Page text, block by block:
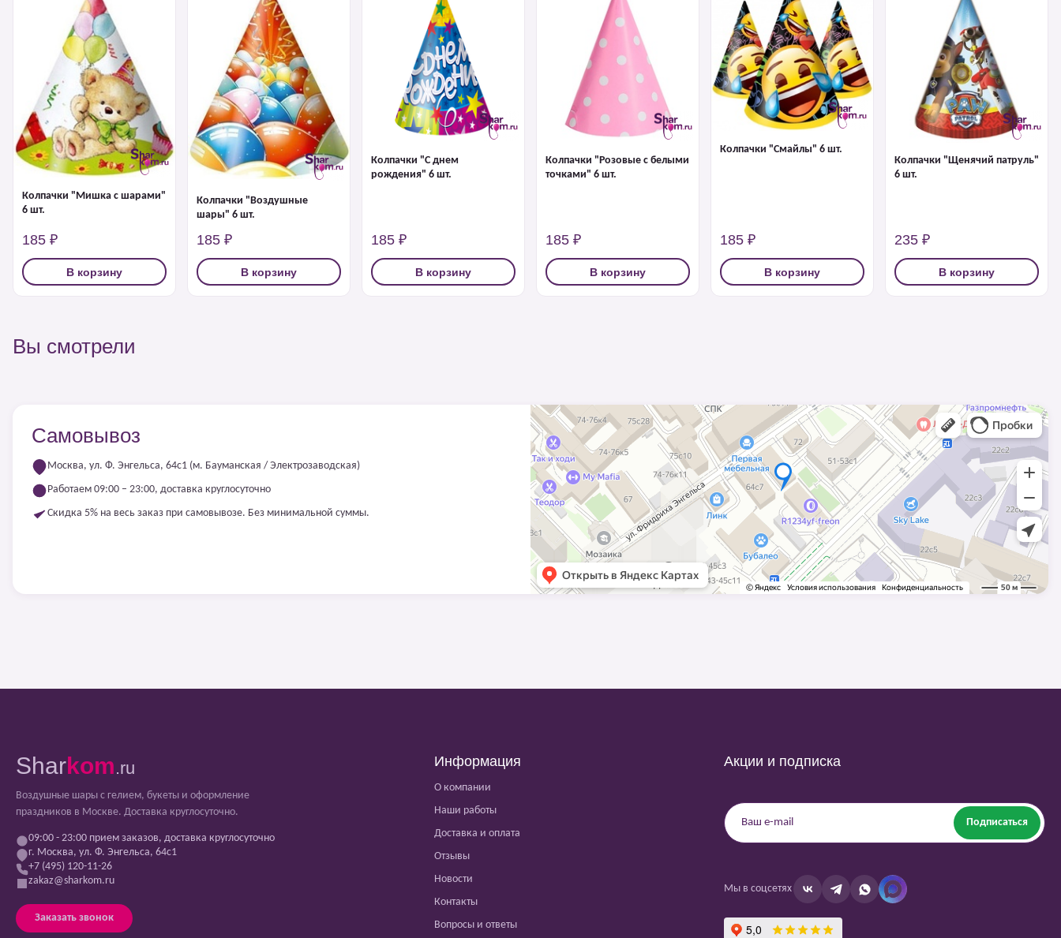
Колпачки "Мишка с шарами"
6 шт.
185 ₽
В корзину
Колпачки "Воздушные
шары" 6 шт.
185 ₽
В корзину
Колпачки "С днем
рождения" 6 шт.
185 ₽
В корзину
Колпачки "Розовые с белыми
точками" 6 шт.
185 ₽
В корзину
Колпачки "Смайлы" 6 шт.
185 ₽
В корзину
Колпачки "Щенячий патруль"
6 шт.
235 ₽
В корзину
Вы смотрели
Самовывоз
Москва, ул. Ф. Энгельса, 64с1 (м. Бауманская / Электрозаводская)
Работаем 09:00 – 23:00, доставка круглосуточно
Скидка 5% на весь заказ при самовывозе. Без минимальной суммы.
Sharkom.ru
Воздушные шары с гелием, букеты и оформление
праздников в Москве. Доставка круглосуточно.
09:00 - 23:00 прием заказов, доставка круглосуточно
г. Москва, ул. Ф. Энгельса, 64с1
+7 (495) 120-11-26
zakaz@sharkom.ru
Заказать звонок
Информация
О компании
Наши работы
Доставка и оплата
Отзывы
Новости
Контакты
Вопросы и ответы
Акции и подписка
Подписаться
Мы в соцсетях